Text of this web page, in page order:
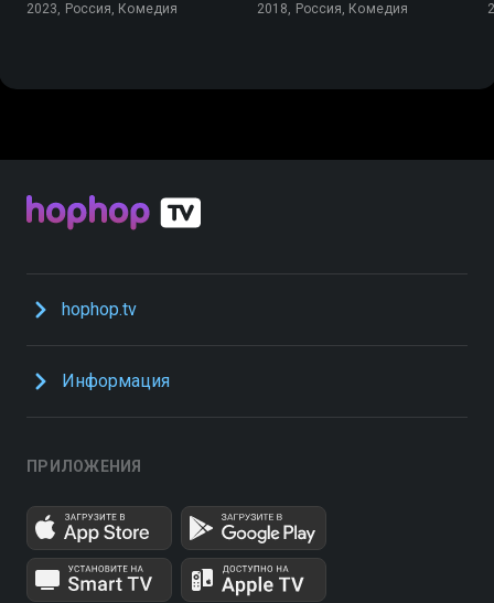
2023, Россия, Комедия 2018, Россия, Комедия
hophop.tv
Информация
ПРИЛОЖЕНИЯ